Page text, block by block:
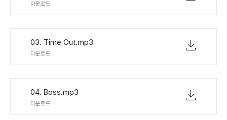
다운로드
03. Time Out.mp3
다운로드
04. Boss.mp3
다운로드